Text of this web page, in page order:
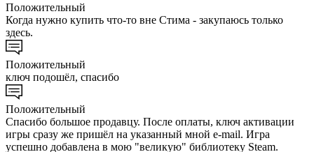
Положительный
Когда нужно купить что-то вне Стима - закупаюсь только
здесь.
Положительный
ключ подошёл, спасибо
Положительный
Спасибо большое продавцу. После оплаты, ключ активации
игры сразу же пришёл на указанный мной e-mail. Игра
успешно добавлена в мою "великую" библиотеку Steam.